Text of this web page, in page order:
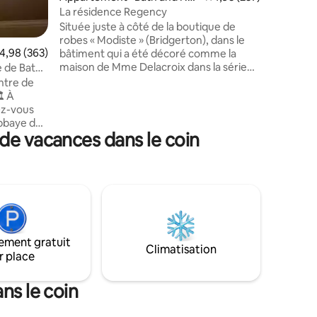
moyenne de 4,98 sur 5, 363 commentaires
4,98 (363)
de Bath
de
de
Spa
th East Somerset
La résidence Regency
Située juste à côté de la boutique de
robes « Modiste » (Bridgerton), dans le
bâtiment qui a été décoré comme la
maison de Mme Delacroix dans la série
l'emblématique Abbey Green et offre
une vue imprenable sur la spectaculaire
élégantes, de boutiques et de
vacances dans le coin
gratuit
place
Climatisation
le coin